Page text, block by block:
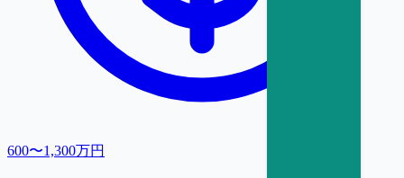
600〜1,300万円